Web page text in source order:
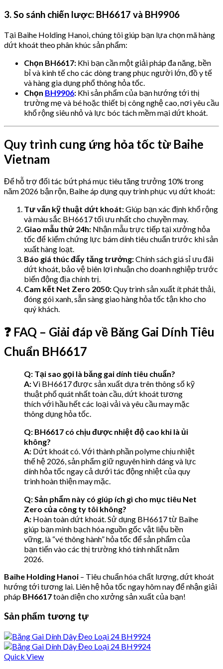
3. So sánh chiến lược: BH6617 và BH9906
Tại Baihe Holding Hanoi, chúng tôi giúp bạn lựa chọn mã hàng
dứt khoát theo phân khúc sản phẩm:
Chọn BH6617: Khi bạn cần một giải pháp đa năng, bền
bỉ và kinh tế cho các dòng trang phục người lớn, đồ y tế
và hàng gia dụng phổ thông hỏa tốc.
Chọn BH9906: Khi sản phẩm của bạn hướng tới thị
trường mẹ và bé hoặc thiết bị công nghệ cao, nơi yêu cầu
khổ rộng siêu nhỏ và lực bóc tách mềm mại dứt khoát.
Quy trình cung ứng hỏa tốc từ Baihe
Vietnam
Để hỗ trợ đối tác bứt phá mục tiêu tăng trưởng 10% trong
năm 2026 bận rộn, Baihe áp dụng quy trình phục vụ dứt khoát:
Tư vấn kỹ thuật dứt khoát:Giúp bạn xác định khổ rộng
và màu sắc BH6617 tối ưu nhất cho chuyền may.
Giao mẫu thử 24h: Nhận mẫu trực tiếp tại xưởng hỏa
tốc để kiểm chứng lực bám dính tiêu chuẩn trước khi sản
xuất hàng loạt.
Báo giá thúc đẩy tăng trưởng:Chính sách giá sỉ ưu đãi
dứt khoát, bảo vệ biên lợi nhuận cho doanh nghiệp trước
biến động địa chính trị.
Cam kết Net Zero 2050:Quy trình sản xuất ít phát thải,
đóng gói xanh, sẵn sàng giao hàng hỏa tốc tận kho cho
quý khách.
❓ FAQ – Giải đáp về Băng Gai Dính Tiêu
Chuẩn BH6617
Q: Tại sao gọi là băng gai dính tiêu chuẩn?
A:Vì BH6617 được sản xuất dựa trên thông số kỹ
thuật phổ quát nhất toàn cầu, dứt khoát tương
thích với hầu hết các loại vải và yêu cầu may mặc
thông dụng hỏa tốc.
Q: BH6617 có chịu được nhiệt độ cao khi là ủi
không?
A: Dứt khoát có. Với thành phần polyme chịu nhiệt
thế hệ 2026, sản phẩm giữ nguyên hình dáng và lực
dính hỏa tốc ngay cả dưới tác động nhiệt của quy
trình hoàn thiện may mặc.
Q: Sản phẩm này có giúp ích gì cho mục tiêu Net
Zero của công ty tôi không?
A: Hoàn toàn dứt khoát. Sử dụng BH6617 từ Baihe
giúp bạn minh bạch hóa nguồn gốc vật liệu bền
vững, là “vé thông hành” hỏa tốc để sản phẩm của
bạn tiến vào các thị trường khó tính nhất năm
2026.
Baihe Holding Hanoi – Tiêu chuẩn hóa chất lượng, dứt khoát
hướng tới tương lai. Liên hệ hỏa tốc ngay hôm nay để nhận giải
pháp BH6617toàn diện cho xưởng sản xuất của bạn!
Sản phẩm tương tự
Quick View